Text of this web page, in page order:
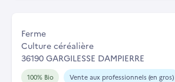
Ferme
Culture céréalière
36190 GARGILESSE DAMPIERRE
100% Bio Vente aux professionnels (en gros)